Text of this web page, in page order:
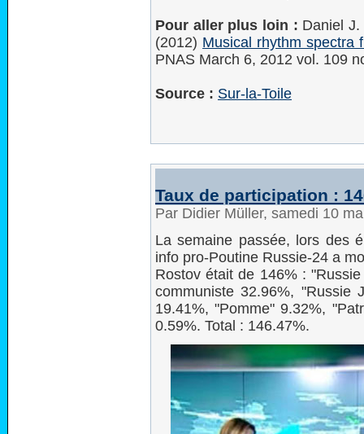
Pour aller plus loin : Daniel
(2012) Musical rhythm spectra
PNAS March 6, 2012 vol. 109
Source : Sur-la-Toile
Taux de participation :
Par Didier Müller, samedi 10
La semaine passée, lors des
info pro-Poutine Russie-24 a
Rostov était de 146% :
communiste 32.96%, "Russie
19.41%, "Pomme" 9.32%,
0.59%. Total : 146.47%.